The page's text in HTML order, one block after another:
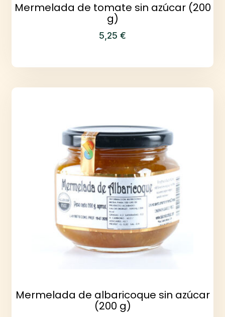
Mermelada de tomate sin azúcar (200
g)
5,25 €
Mermelada de albaricoque sin azúcar
(200 g)